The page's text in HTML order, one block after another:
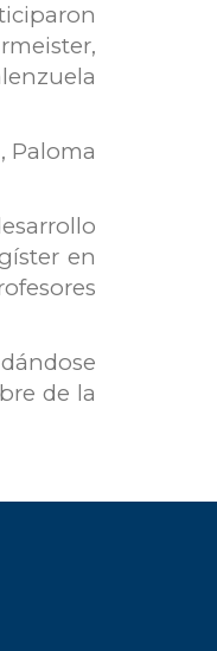
Paloma
en
de la